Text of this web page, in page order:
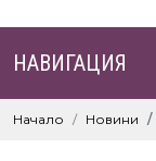
НАВИГАЦИЯ
Начало Новини